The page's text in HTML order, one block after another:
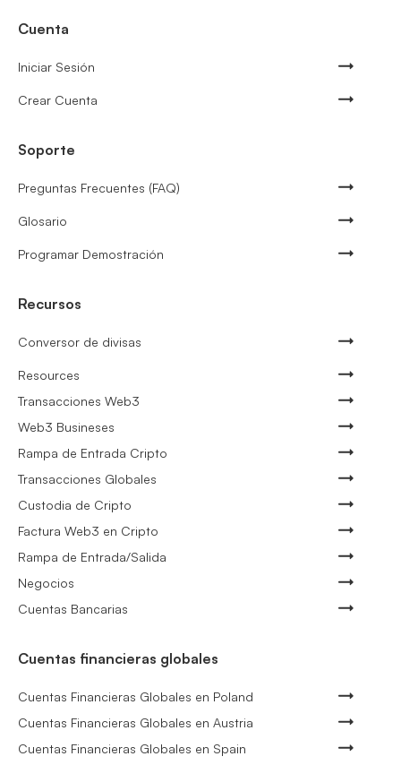
Cuenta
Iniciar Sesión
Crear Cuenta
Soporte
Preguntas Frecuentes (FAQ)
Glosario
Programar Demostración
Recursos
Conversor de divisas
Resources
Transacciones Web3
Web3 Busineses
Rampa de Entrada Cripto
Transacciones Globales
Custodia de Cripto
Factura Web3 en Cripto
Rampa de Entrada/Salida
Negocios
Cuentas Bancarias
Cuentas financieras globales
Cuentas Financieras Globales en Poland
Cuentas Financieras Globales en Austria
Cuentas Financieras Globales en Spain